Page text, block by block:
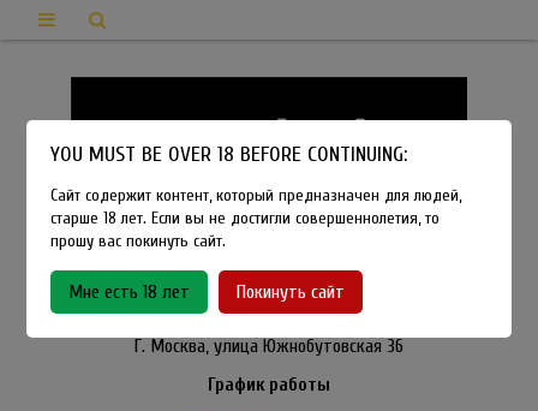
8-915-450-21-92
Розничный магазин Method Vapeshop
Г. Москва, улица Южнобутовская 36
График работы
YOU MUST BE OVER 18 BEFORE CONTINUING:
Сайт содержит контент, который предназначен для людей,
старше 18 лет. Если вы не достигли совершеннолетия, то
прошу вас покинуть сайт.
Мне есть 18 лет Покинуть сайт